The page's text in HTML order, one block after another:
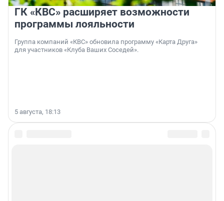
ГК «КВС» расширяет возможности
программы лояльности
Группа компаний «КВС» обновила программу «Карта Друга»
для участников «Клуба Ваших Соседей».
5 августа, 18:13